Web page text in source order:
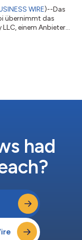
WIRE)--Das
übernimmt das
einem Anbieter
bauen wir
weiter aus“, sagt
T...
had